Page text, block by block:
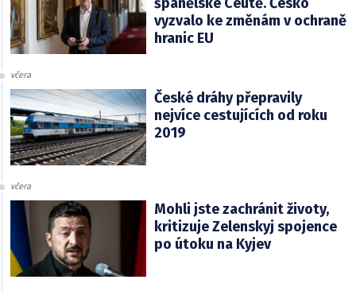
španělské Ceutě. Česko
vyzvalo ke změnám v ochraně
hranic EU
včera
České dráhy přepravily
nejvíce cestujících od roku
2019
včera
Mohli jste zachránit životy,
kritizuje Zelenskyj spojence
po útoku na Kyjev